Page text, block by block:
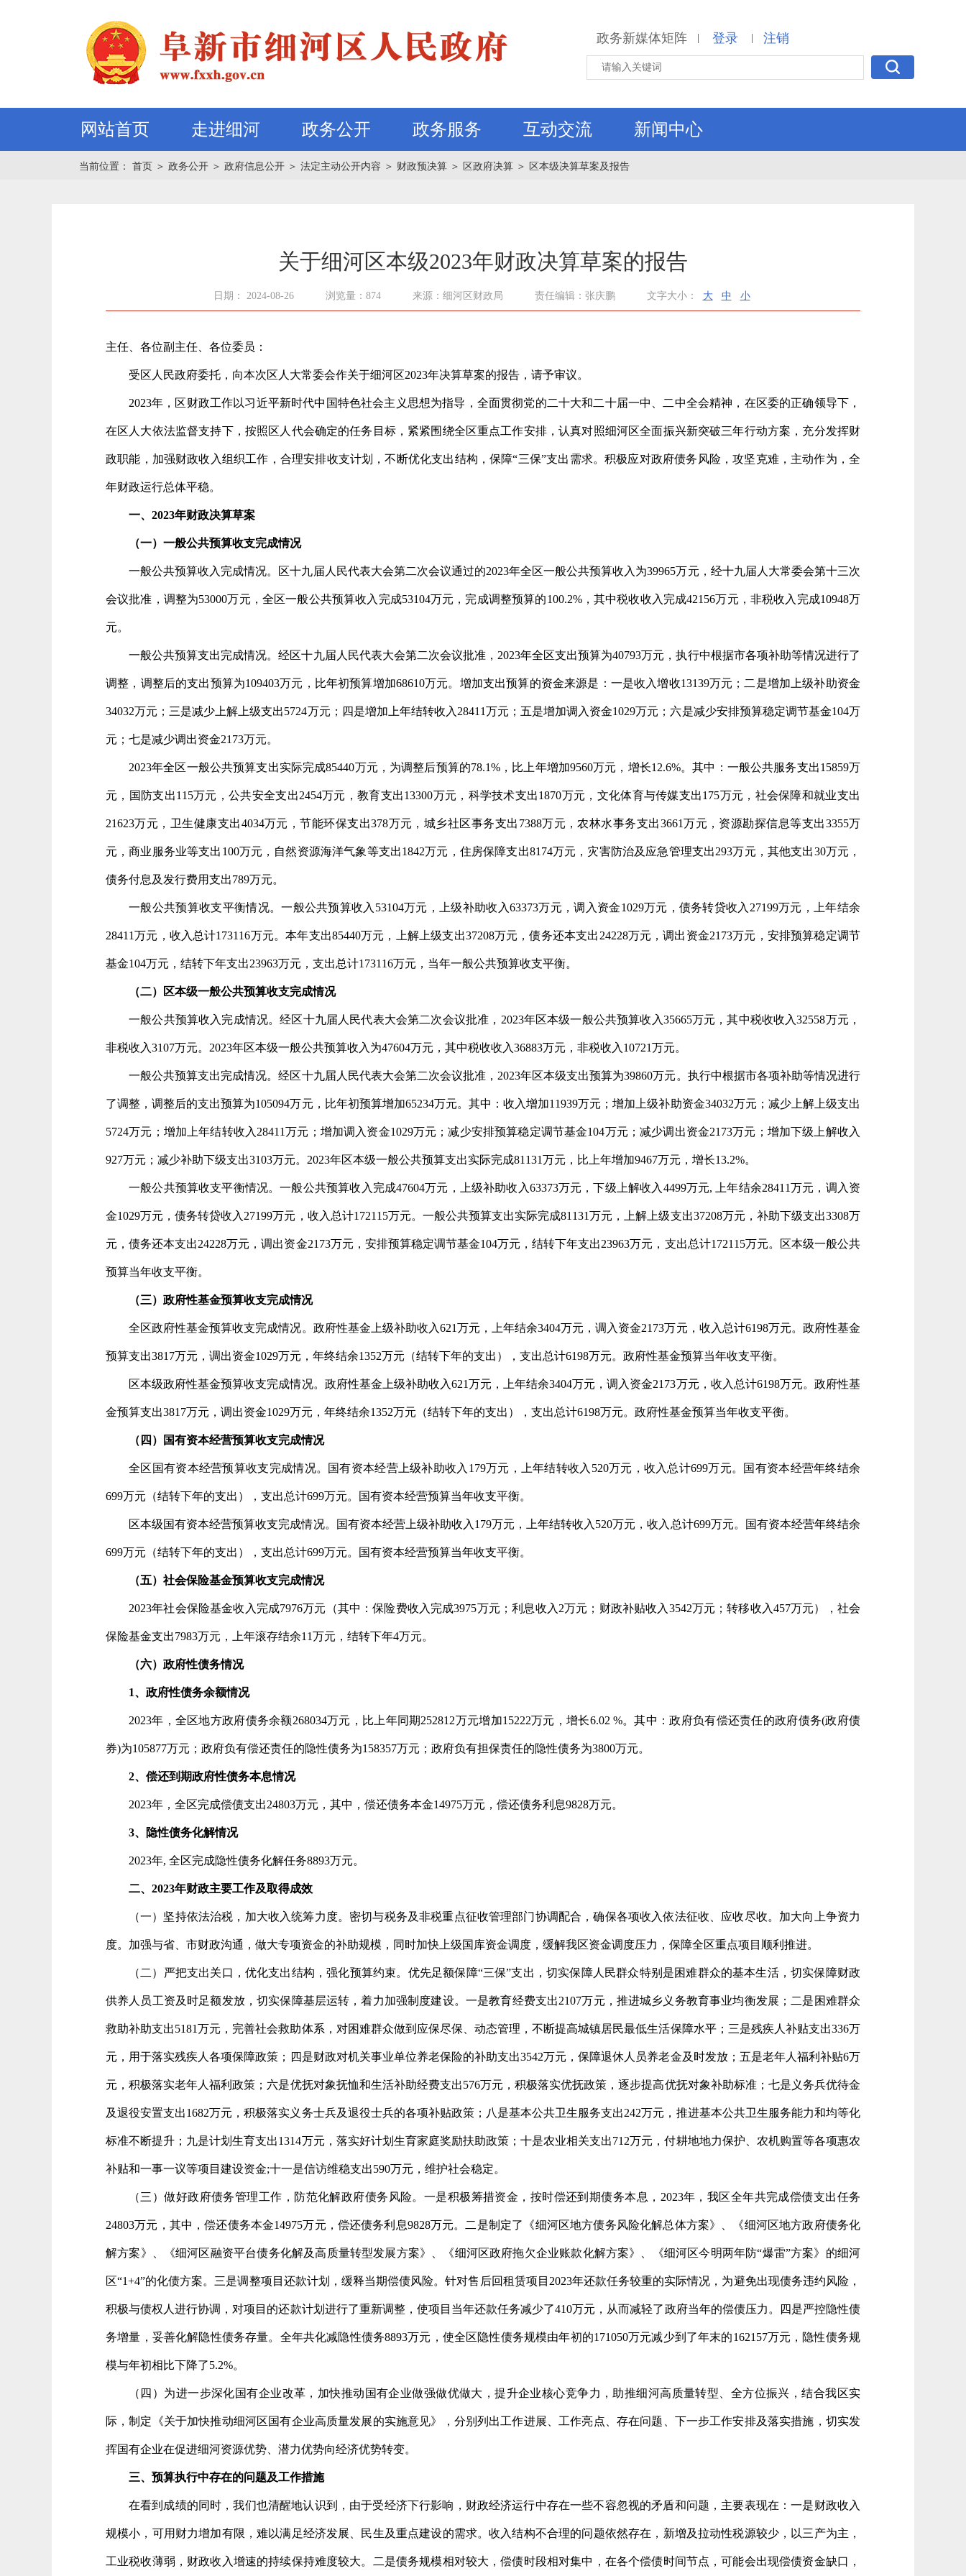
政务新媒体矩阵 | 登录 | 注销
网站首页 走进细河 政务公开 政务服务 互动交流 新闻中心
当前位置： 首页 ＞ 政务公开 ＞ 政府信息公开 ＞ 法定主动公开内容 ＞ 财政预决算 ＞ 区政府决算 ＞ 区本级决算草案及报告
关于细河区本级2023年财政决算草案的报告
日期： 2024-08-26 浏览量：874 来源：细河区财政局 责任编辑：张庆鹏 文字大小： 大 中 小
主任、各位副主任、各位委员：
受区人民政府委托，向本次区人大常委会作关于细河区2023年决算草案的报告，请予审议。
2023年，区财政工作以习近平新时代中国特色社会主义思想为指导，全面贯彻党的二十大和二十届一中、二中全会精神，在区委的正确领导下，
在区人大依法监督支持下，按照区人代会确定的任务目标，紧紧围绕全区重点工作安排，认真对照细河区全面振兴新突破三年行动方案，充分发挥财
政职能，加强财政收入组织工作，合理安排收支计划，不断优化支出结构，保障“三保”支出需求。积极应对政府债务风险，攻坚克难，主动作为，全
年财政运行总体平稳。
一、2023年财政决算草案
（一）一般公共预算收支完成情况
一般公共预算收入完成情况。区十九届人民代表大会第二次会议通过的2023年全区一般公共预算收入为39965万元，经十九届人大常委会第十三次
会议批准，调整为53000万元，全区一般公共预算收入完成53104万元，完成调整预算的100.2%，其中税收收入完成42156万元，非税收入完成10948万
元。
一般公共预算支出完成情况。经区十九届人民代表大会第二次会议批准，2023年全区支出预算为40793万元，执行中根据市各项补助等情况进行了
调整，调整后的支出预算为109403万元，比年初预算增加68610万元。增加支出预算的资金来源是：一是收入增收13139万元；二是增加上级补助资金
34032万元；三是减少上解上级支出5724万元；四是增加上年结转收入28411万元；五是增加调入资金1029万元；六是减少安排预算稳定调节基金104万
元；七是减少调出资金2173万元。
2023年全区一般公共预算支出实际完成85440万元，为调整后预算的78.1%，比上年增加9560万元，增长12.6%。其中：一般公共服务支出15859万
元，国防支出115万元，公共安全支出2454万元，教育支出13300万元，科学技术支出1870万元，文化体育与传媒支出175万元，社会保障和就业支出
21623万元，卫生健康支出4034万元，节能环保支出378万元，城乡社区事务支出7388万元，农林水事务支出3661万元，资源勘探信息等支出3355万
元，商业服务业等支出100万元，自然资源海洋气象等支出1842万元，住房保障支出8174万元，灾害防治及应急管理支出293万元，其他支出30万元，
债务付息及发行费用支出789万元。
一般公共预算收支平衡情况。一般公共预算收入53104万元，上级补助收入63373万元，调入资金1029万元，债务转贷收入27199万元，上年结余
28411万元，收入总计173116万元。本年支出85440万元，上解上级支出37208万元，债务还本支出24228万元，调出资金2173万元，安排预算稳定调节
基金104万元，结转下年支出23963万元，支出总计173116万元，当年一般公共预算收支平衡。
（二）区本级一般公共预算收支完成情况
一般公共预算收入完成情况。经区十九届人民代表大会第二次会议批准，2023年区本级一般公共预算收入35665万元，其中税收收入32558万元，
非税收入3107万元。2023年区本级一般公共预算收入为47604万元，其中税收收入36883万元，非税收入10721万元。
一般公共预算支出完成情况。经区十九届人民代表大会第二次会议批准，2023年区本级支出预算为39860万元。执行中根据市各项补助等情况进行
了调整，调整后的支出预算为105094万元，比年初预算增加65234万元。其中：收入增加11939万元；增加上级补助资金34032万元；减少上解上级支出
5724万元；增加上年结转收入28411万元；增加调入资金1029万元；减少安排预算稳定调节基金104万元；减少调出资金2173万元；增加下级上解收入
927万元；减少补助下级支出3103万元。2023年区本级一般公共预算支出实际完成81131万元，比上年增加9467万元，增长13.2%。
一般公共预算收支平衡情况。一般公共预算收入完成47604万元，上级补助收入63373万元，下级上解收入4499万元, 上年结余28411万元，调入资
金1029万元，债务转贷收入27199万元，收入总计172115万元。一般公共预算支出实际完成81131万元，上解上级支出37208万元，补助下级支出3308万
元，债务还本支出24228万元，调出资金2173万元，安排预算稳定调节基金104万元，结转下年支出23963万元，支出总计172115万元。区本级一般公共
预算当年收支平衡。
（三）政府性基金预算收支完成情况
全区政府性基金预算收支完成情况。政府性基金上级补助收入621万元，上年结余3404万元，调入资金2173万元，收入总计6198万元。 政府性基金
预算支出3817万元，调出资金1029万元，年终结余1352万元（结转下年的支出），支出总计6198万元。政府性基金预算当年收支平衡。
区本级政府性基金预算收支完成情况。政府性基金上级补助收入621万元，上年结余3404万元，调入资金2173万元，收入总计6198万元。政府性基
金预算支出3817万元，调出资金1029万元，年终结余1352万元（结转下年的支出），支出总计6198万元。政府性基金预算当年收支平衡。
（四） 国有资本经营预算收支完成情况
全区国有资本经营预算收支完成情况。国有资本经营上级补助收入179万元，上年结转收入520万元，收入总计699万元。国有资本经营年终结余
699万元（结转下年的支出），支出总计699万元。国有资本经营预算当年收支平衡。
区本级国有资本经营预算收支完成情况。国有资本经营上级补助收入179万元，上年结转收入520万元，收入总计699万元。国有资本经营年终结余
699万元（结转下年的支出），支出总计699万元。国有资本经营预算当年收支平衡。
（五）社会保险基金预算收支完成情况
2023年社会保险基金收入完成7976万元（其中：保险费收入完成3975万元；利息收入2万元；财政补贴收入3542万元；转移收入457万元），社会
保险基金支出7983万元，上年滚存结余11万元，结转下年4万元。
（六）政府性债务情况
1、政府性债务余额情况
2023年，全区地方政府债务余额268034万元，比上年同期252812万元增加15222万元，增长6.02 %。其中：政府负有偿还责任的政府债务(政府债
券)为105877万元；政府负有偿还责任的隐性债务为158357万元；政府负有担保责任的隐性债务为3800万元。
2、偿还到期政府性债务本息情况
2023年，全区完成偿债支出24803万元，其中，偿还债务本金14975万元，偿还债务利息9828万元。
3、隐性债务化解情况
2023年, 全区完成隐性债务化解任务8893万元。
二、2023年财政主要工作及取得成效
（一）坚持依法治税，加大收入统筹力度。密切与税务及非税重点征收管理部门协调配合，确保各项收入依法征收、应收尽收。加大向上争资力
度。加强与省、市财政沟通，做大专项资金的补助规模，同时加快上级国库资金调度，缓解我区资金调度压力，保障全区重点项目顺利推进。
（二）严把支出关口，优化支出结构，强化预算约束。优先足额保障“三保”支出，切实保障人民群众特别是困难群众的基本生活，切实保障财政
供养人员工资及时足额发放，切实保障基层运转，着力加强制度建设。一是教育经费支出2107万元，推进城乡义务教育事业均衡发展；二是困难群众
救助补助支出5181万元，完善社会救助体系，对困难群众做到应保尽保、动态管理，不断提高城镇居民最低生活保障水平；三是残疾人补贴支出336万
元，用于落实残疾人各项保障政策；四是财政对机关事业单位养老保险的补助支出3542万元，保障退休人员养老金及时发放；五是老年人福利补贴6万
元，积极落实老年人福利政策；六是优抚对象抚恤和生活补助经费支出576万元，积极落实优抚政策，逐步提高优抚对象补助标准；七是义务兵优待金
及退役安置支出1682万元，积极落实义务士兵及退役士兵的各项补贴政策；八是基本公共卫生服务支出242万元，推进基本公共卫生服务能力和均等化
标准不断提升；九是计划生育支出1314万元，落实好计划生育家庭奖励扶助政策；十是农业相关支出712万元，付耕地地力保护、农机购置等各项惠农
补贴和一事一议等项目建设资金;十一是信访维稳支出590万元，维护社会稳定。
（三）做好政府债务管理工作，防范化解政府债务风险。一是积极筹措资金，按时偿还到期债务本息，2023年，我区全年共完成偿债支出任务
24803万元，其中，偿还债务本金14975万元，偿还债务利息9828万元。二是制定了《细河区地方债务风险化解总体方案》、《细河区地方政府债务化
解方案》、《细河区融资平台债务化解及高质量转型发展方案》、《细河区政府拖欠企业账款化解方案》、《细河区今明两年防“爆雷”方案》的细河
区“1+4”的化债方案。三是调整项目还款计划，缓释当期偿债风险。针对售后回租赁项目2023年还款任务较重的实际情况，为避免出现债务违约风险，
积极与债权人进行协调，对项目的还款计划进行了重新调整，使项目当年还款任务减少了410万元，从而减轻了政府当年的偿债压力。四是严控隐性债
务增量，妥善化解隐性债务存量。全年共化减隐性债务8893万元，使全区隐性债务规模由年初的171050万元减少到了年末的162157万元，隐性债务规
模与年初相比下降了5.2%。
（四）为进一步深化国有企业改革，加快推动国有企业做强做优做大，提升企业核心竞争力，助推细河高质量转型、全方位振兴，结合我区实
际，制定《关于加快推动细河区国有企业高质量发展的实施意见》，分别列出工作进展、工作亮点、存在问题、下一步工作安排及落实措施，切实发
挥国有企业在促进细河资源优势、潜力优势向经济优势转变。
三、预算执行中存在的问题及工作措施
在看到成绩的同时，我们也清醒地认识到，由于受经济下行影响，财政经济运行中存在一些不容忽视的矛盾和问题，主要表现在：一是财政收入
规模小，可用财力增加有限，难以满足经济发展、民生及重点建设的需求。收入结构不合理的问题依然存在，新增及拉动性税源较少，以三产为主，
工业税收薄弱，财政收入增速的持续保持难度较大。二是债务规模相对较大，偿债时段相对集中，在各个偿债时间节点，可能会出现偿债资金缺口，